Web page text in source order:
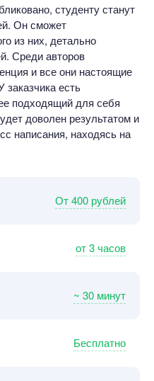
студенту станут
Он сможет
из них, детально
Среди авторов
и все они настоящие
есть
подходящий для себя
доволен результатом и
написания, находясь на
От 400 рублей
от 3 часов
~ 30 минут
Бесплатно